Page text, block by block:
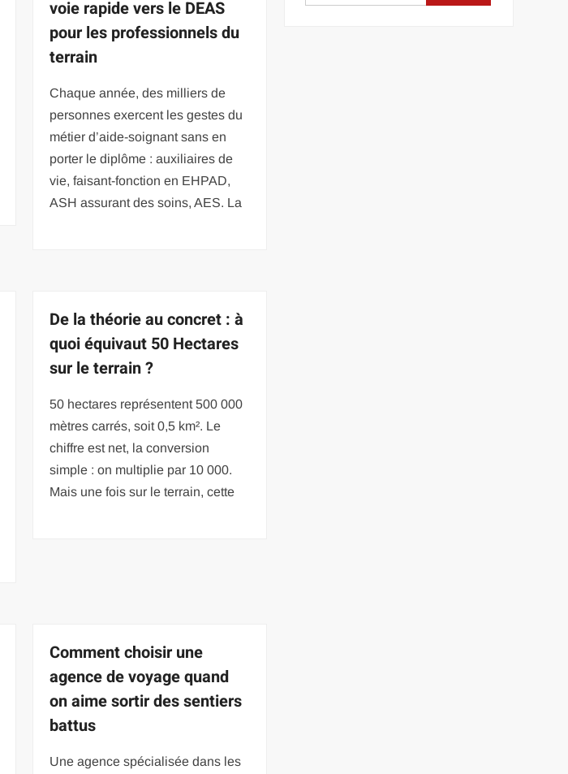
voie rapide vers le DEAS
pour les professionnels du
terrain
Chaque année, des milliers de
personnes exercent les gestes du
métier d’aide-soignant sans en
porter le diplôme : auxiliaires de
vie, faisant-fonction en EHPAD,
ASH assurant des soins, AES. La
De la théorie au concret : à
quoi équivaut 50 Hectares
sur le terrain ?
50 hectares représentent 500 000
mètres carrés, soit 0,5 km². Le
chiffre est net, la conversion
simple : on multiplie par 10 000.
Mais une fois sur le terrain, cette
Comment choisir une
agence de voyage quand
on aime sortir des sentiers
battus
Une agence spécialisée dans les